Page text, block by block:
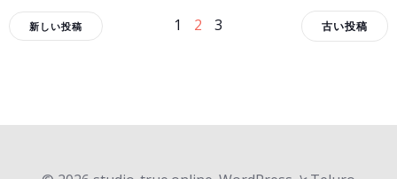
投
ナ
ビ
新しい投稿
ナ
ビ
ペ1
ペ
2
ペ
3
投
ナ
ビ
古い投稿